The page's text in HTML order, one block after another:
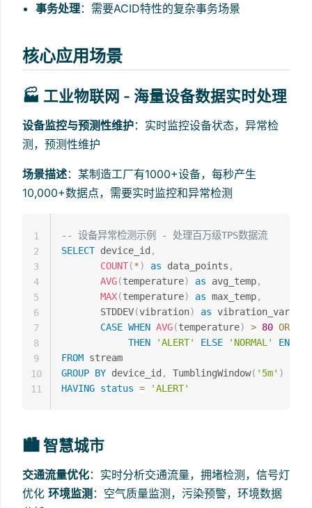
事务处理：需要ACID特性的复杂事务场景
核心应用场景
🏭 工业物联网 - 海量设备数据实时处理
设备监控与预测性维护：实时监控设备状态，异常检
测，预测性维护
场景描述：某制造工厂有1000+设备，每秒产生
10,000+数据点，需要实时监控和异常检测
-- 设备异常检测示例 - 处理百万级TPS数据流
SELECT device_id ,
COUNT(*) as data_points ,
AVG(temperature) as avg_temp,
MAX(temperature) as max_temp,
       STDDEV
(vibration) as
CASE WHEN AVG(temperature) > 80 OR
THEN
'ALERT' ELSE 'NORMAL' END
FROM
GROUP BY device_id , TumblingWindow( '5m' )
HAVING status = 'ALERT'
1
2
3
4
5
6
7
8
9
10
11
🏙️ 智慧城市
交通流量优化：实时分析交通流量，拥堵检测，信号灯
优化 环境监测 ：空气质量监测，污染预警，环境数据